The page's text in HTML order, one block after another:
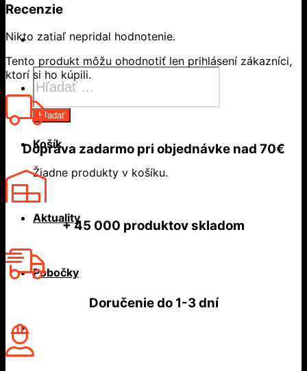
Products
search
Hľadať
Košík
Žiadne produkty v košíku.
Aktuality
Pobočky
Recenzie
Nikto zatiaľ nepridal hodnotenie.
Tento produkt môžu ohodnotiť len prihlásení zákazníci,
ktorí si ho kúpili.
Doprava zadarmo pri objednávke nad 70€
+ 45 000 produktov skladom
Doručenie do1-3 dní